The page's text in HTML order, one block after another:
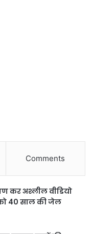
Comments
कर अश्लील वीडियो
40 साल की जेल